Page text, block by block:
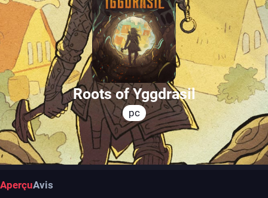
Roots of Yggdrasil
pc
AperçuAvis